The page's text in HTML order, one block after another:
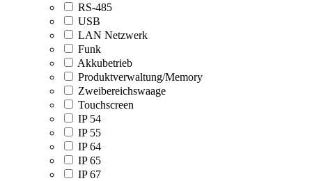
RS-485
USB
LAN Netzwerk
Funk
Akkubetrieb
Produktverwaltung/Memory
Zweibereichswaage
Touchscreen
IP 54
IP 55
IP 64
IP 65
IP 67